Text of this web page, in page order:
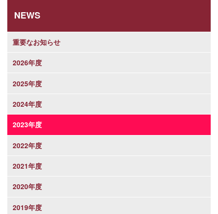
NEWS
重要なお知らせ
2026年度
2025年度
2024年度
2023年度
2022年度
2021年度
2020年度
2019年度